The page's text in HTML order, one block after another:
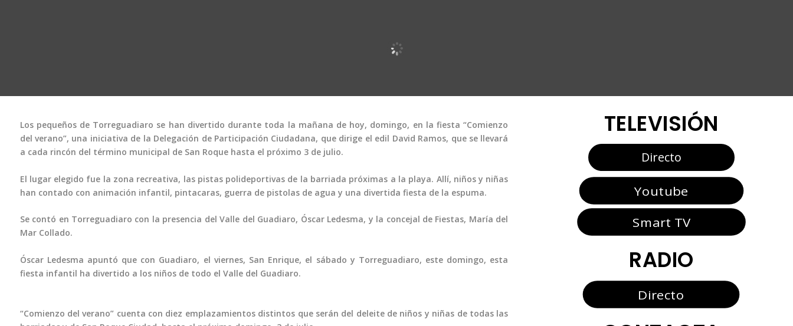
Los pequeños de Torreguadiaro se han divertido durante toda la mañana de hoy, domingo, en la fiesta “Comienzo
del verano”, una iniciativa de la Delegación de Participación Ciudadana, que dirige el edil David Ramos, que se llevará
a cada rincón del término municipal de San Roque hasta el próximo 3 de julio.
El lugar elegido fue la zona recreativa, las pistas polideportivas de la barriada próximas a la playa. Allí, niños y niñas
han contado con animación infantil, pintacaras, guerra de pistolas de agua y una divertida fiesta de la espuma.
Se contó en Torreguadiaro con la presencia del Valle del Guadiaro, Óscar Ledesma, y la concejal de Fiestas, María del
Mar Collado.
Óscar Ledesma apuntó que con Guadiaro, el viernes, San Enrique, el sábado y Torreguadiaro, este domingo, esta
fiesta infantil ha divertido a los niños de todo el Valle del Guadiaro.
“Comienzo del verano” cuenta con diez emplazamientos distintos que serán del deleite de niños y niñas de todas las
TELEVISIÓN
Directo
Youtube
Smart TV
RADIO
Directo